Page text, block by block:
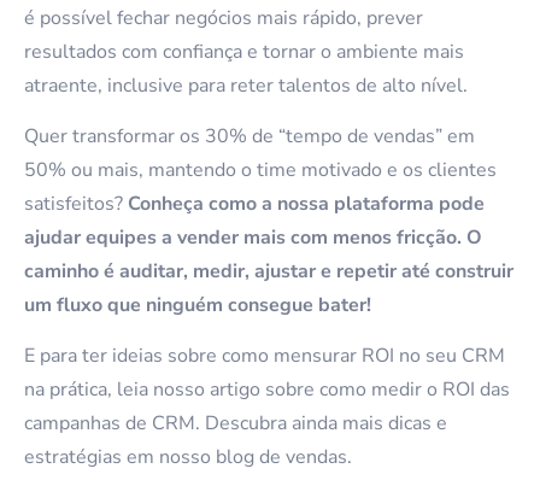
é possível fechar negócios mais rápido, prever
resultados com confiança e tornar o ambiente mais
atraente, inclusive para reter talentos de alto nível.
Quer transformar os 30% de “tempo de vendas” em
50% ou mais, mantendo o time motivado e os clientes
satisfeitos? Conheça como a nossa plataforma pode
ajudar equipes a vender mais com menos fricção. O
caminho é auditar, medir, ajustar e repetir até construir
um fluxo que ninguém consegue bater!
E para ter ideias sobre como mensurar ROI no seu CRM
na prática, leia nosso artigo sobre como medir o ROI das
campanhas de CRM. Descubra ainda mais dicas e
estratégias em nosso blog de vendas.